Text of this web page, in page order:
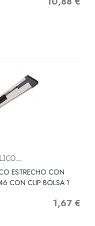
ESTRECHO CON
CON CLIP BOLSA 1
Precio
1,67 €